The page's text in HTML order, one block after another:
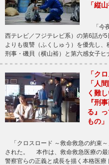
「縦
「今
西テレビ／フジテレビ系）の第6話
よりも復讐（ふくしゅう）を優先し
刑事・磯貝（横山裕）と第六感女子
「ク
「人
く難
『刑
る』
もの」
「クロスロード ～救命救急の約束
された。 本作は、救命救急医療の最
警察官らの正義と成長を描く本格医療